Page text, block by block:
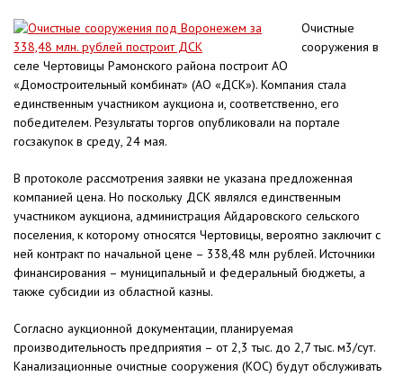
Очистные
сооружения в
селе Чертовицы Рамонского района построит АО
«Домостроительный комбинат» (АО «ДСК»). Компания стала
единственным участником аукциона и, соответственно, его
победителем. Результаты торгов опубликовали на портале
госзакупок в среду, 24 мая.
В протоколе рассмотрения заявки не указана предложенная
компанией цена. Но поскольку ДСК являлся единственным
участником аукциона, администрация Айдаровского сельского
поселения, к которому относятся Чертовицы, вероятно заключит с
ней контракт по начальной цене – 338,48 млн рублей. Источники
финансирования – муниципальный и федеральный бюджеты, а
также субсидии из областной казны.
Согласно аукционной документации, планируемая
производительность предприятия – от 2,3 тыс. до 2,7 тыс. м3/сут.
Канализационные очистные сооружения (КОС) будут обслуживать